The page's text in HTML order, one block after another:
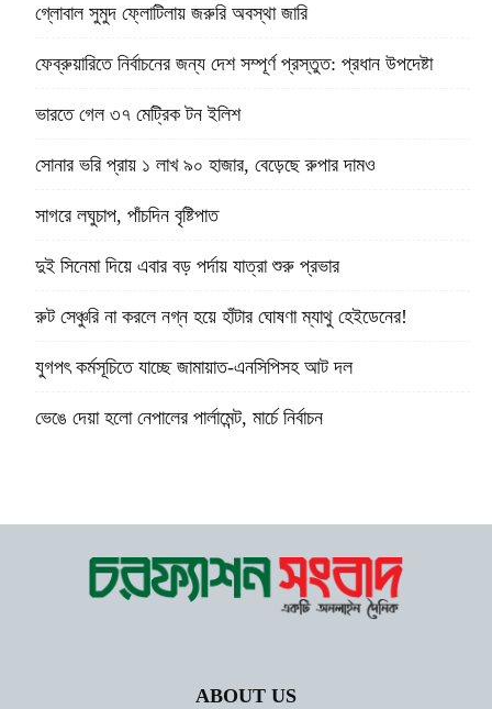
গ্লোবাল সুমুদ ফ্লোটিলায় জরুরি অবস্থা জারি
ফেব্রুয়ারিতে নির্বাচনের জন্য দেশ সম্পূর্ণ প্রস্তুত: প্রধান উপদেষ্টা
ভারতে গেল ৩৭ মেট্রিক টন ইলিশ
সোনার ভরি প্রায় ১ লাখ ৯০ হাজার, বেড়েছে রুপার দামও
সাগরে লঘুচাপ, পাঁচদিন বৃষ্টিপাত
দুই সিনেমা দিয়ে এবার বড় পর্দায় যাত্রা শুরু প্রভার
রুট সেঞ্চুরি না করলে নগ্ন হয়ে হাঁটার ঘোষণা ম্যাথু হেইডেনের!
যুগপৎ কর্মসূচিতে যাচ্ছে জামায়াত-এনসিপিসহ আট দল
ভেঙে দেয়া হলো নেপালের পার্লামেন্ট, মার্চে নির্বাচন
ABOUT US